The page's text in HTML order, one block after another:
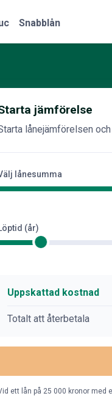
Snabblån
jämförelse
lånejämförelsen
lånesumma
(år)
Uppskattad kostnad
Totalt att återbetala
ett lån på 25 000 kronor med